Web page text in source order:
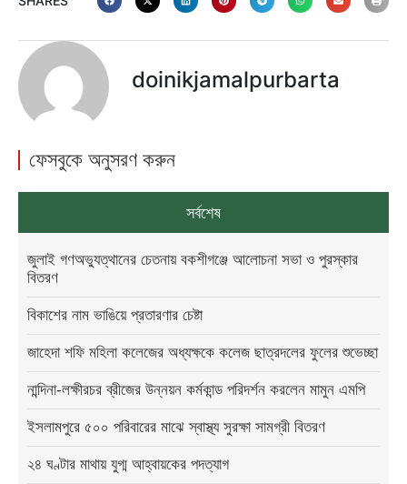
doinikjamalpurbarta
ফেসবুকে অনুসরণ করুন
সর্বশেষ
জুলাই গণঅভ্যুত্থানের চেতনায় বকশীগঞ্জে আলোচনা সভা ও পুরস্কার
বিতরণ
বিকাশের নাম ভাঙিয়ে প্রতারণার চেষ্টা
জাহেদা শফি মহিলা কলেজের অধ্যক্ষকে কলেজ ছাত্রদলের ফুলের শুভেচ্ছা
নান্দিনা-লক্ষীরচর ব্রীজের উন্নয়ন কর্মকান্ড পরিদর্শন করলেন মামুন এমপি
ইসলামপুরে ৫০০ পরিবারের মাঝে স্বাস্থ্য সুরক্ষা সামগ্রী বিতরণ
২৪ ঘণ্টার মাথায় যুগ্ম আহ্বায়কের পদত্যাগ